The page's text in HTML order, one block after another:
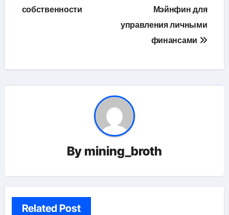
записям
собственности
Мэйнфин для
управления личными
финансами
By mining_broth
Related Post